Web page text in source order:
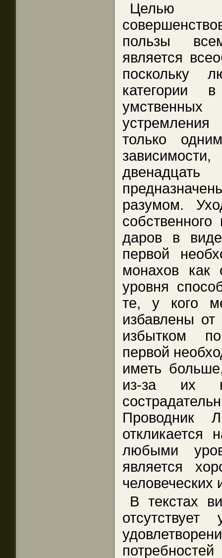
Целью
пользы
является
поскольку
категории
только
двенадцать
разумом.
даров в
первой
монахов как
уровня
те, у кого
избавлены от
избытком
первой
иметь
из-за их
Проводник
любыми
является
В текстах